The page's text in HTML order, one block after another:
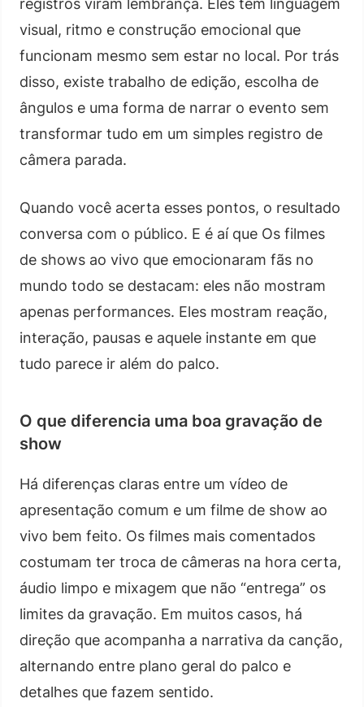
registros viram lembrança. Eles têm linguagem
visual, ritmo e construção emocional que
funcionam mesmo sem estar no local. Por trás
disso, existe trabalho de edição, escolha de
ângulos e uma forma de narrar o evento sem
transformar tudo em um simples registro de
câmera parada.
Quando você acerta esses pontos, o resultado
conversa com o público. E é aí que Os filmes
de shows ao vivo que emocionaram fãs no
mundo todo se destacam: eles não mostram
apenas performances. Eles mostram reação,
interação, pausas e aquele instante em que
tudo parece ir além do palco.
O que diferencia uma boa gravação de
show
Há diferenças claras entre um vídeo de
apresentação comum e um filme de show ao
vivo bem feito. Os filmes mais comentados
costumam ter troca de câmeras na hora certa,
áudio limpo e mixagem que não “entrega” os
limites da gravação. Em muitos casos, há
direção que acompanha a narrativa da canção,
alternando entre plano geral do palco e
detalhes que fazem sentido.